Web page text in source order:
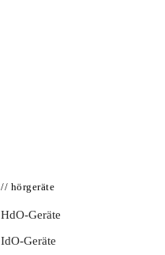
// hörgeräte
HdO-Geräte
IdO-Geräte